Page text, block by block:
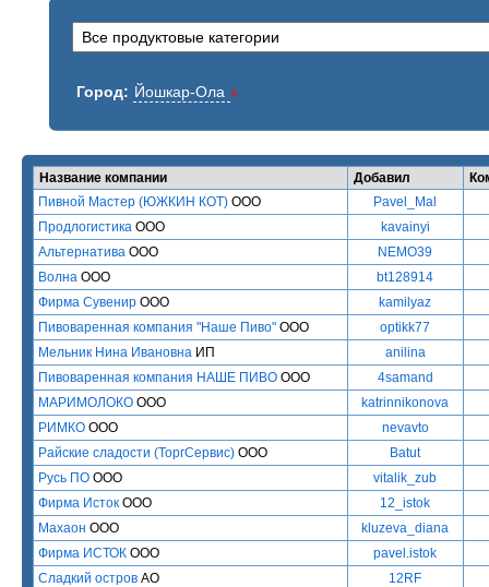
Город: Йошкар-Ола x
Название компании Добавил
Пивной Мастер (ЮЖКИН КОТ) ООО
Pavel_Mal
Продлогистика ООО
kavainyi
Альтернатива ООО
NEMO39
Волна ООО
bt128914
Фирма Сувенир ООО
kamilyaz
Пивоваренная компания "Наше Пиво" ООО
optikk77
Мельник Нина Ивановна ИП
anilina
Пивоваренная компания НАШЕ ПИВО ООО
4samand
МАРИМОЛОКО ООО
katrinnikonova
РИМКО ООО
nevavto
Райские сладости (ТоргСервис) ООО
Batut
Русь ПО ООО
vitalik_zub
Фирма Исток ООО
12_istok
Махаон ООО
kluzeva_diana
Фирма ИСТОК ООО
pavel.istok
Сладкий остров АО
12RF